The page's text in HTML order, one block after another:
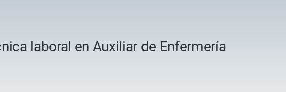
laboral en Auxiliar de Enfermería